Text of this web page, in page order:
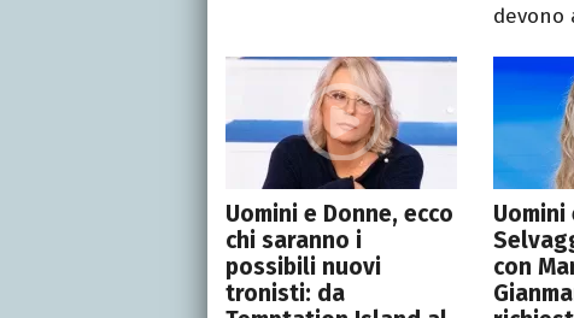
devono
Uomini e Donne, ecco
chi saranno i
possibili nuovi
tronisti: da
Uomini
con